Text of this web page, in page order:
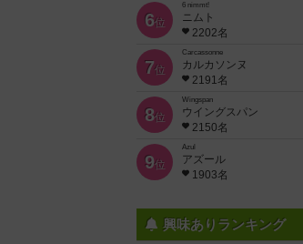
6位
6 nimmt!
ニムト
2202名
7位
Carcassonne
カルカソンヌ
2191名
8位
Wingspan
ウイングスパン
2150名
9位
Azul
アズール
1903名
興味ありランキング